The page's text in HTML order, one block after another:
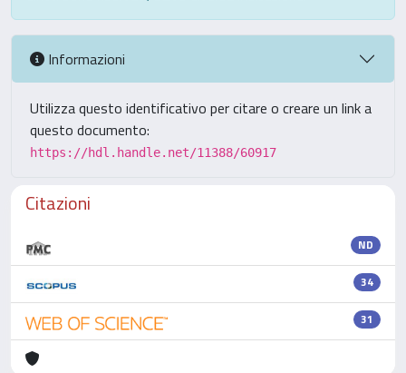
Informazioni
Utilizza questo identificativo per citare o creare un link a
questo documento:
https://hdl.handle.net/11388/60917
Citazioni
ND
34
31